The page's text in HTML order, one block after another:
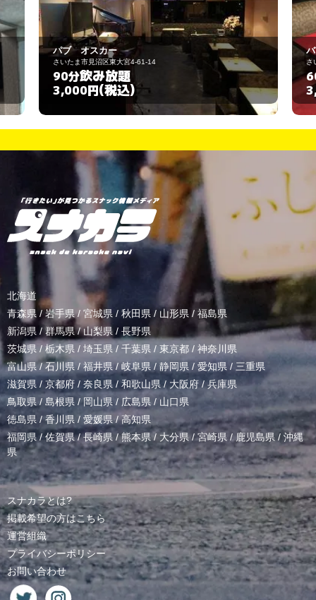
バー姐
さいたま市大宮区仲町1-62-1 1F
飲み放題
3,000円 (税込)
北海道
青森県 / 岩手県/ 宮城県 / 秋田県 / 山形県/ 福島県
新潟県 /群馬県/山梨県 / 長野県
茨城県 / 栃木県 / 埼玉県 / 千葉県 / 東京都 / 神奈川県
富山県 /石川県/福井県/岐阜県 / 静岡県 / 愛知県 / 三重県
滋賀県 / 京都府 / 奈良県 / 和歌山県/ 大阪府 /兵庫県
鳥取県/ 島根県 /岡山県/ 広島県 / 山口県
徳島県 /香川県 / 愛媛県/高知県
福岡県/佐賀県/長崎県 /熊本県/ 大分県/宮崎県 /鹿児島県 / 沖縄
県
スナカラとは?
掲載希望の方はこちら
運営組織
プライバシーポリシー
お問い合わせ